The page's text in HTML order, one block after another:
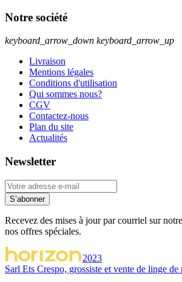
Notre société
keyboard_arrow_down keyboard_arrow_up
Livraison
Mentions légales
Conditions d'utilisation
Qui sommes nous?
CGV
Contactez-nous
Plan du site
Actualités
Newsletter
S’abonner
Recevez des mises à jour par courriel sur
nos offres spéciales.
2023
Sarl Ets Crespo, grossiste et vente de linge